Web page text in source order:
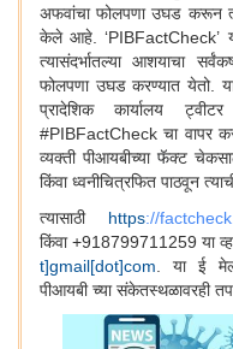
अफवांचा फोलपणा उघड करून
केले आहे. ‘PIBFactCheck’
त्यासंदर्भातल्या आशयाचा
फोलपणा उघड करण्यात येतो.
प्रादेशिक कार्यालय ट्वीटर
#PIBFactCheck चा वापर
व्यक्ती पीआयबीच्या फॅक्ट
किंवा ध्वनीचित्रफित पाठवून
त्यासाठी https://
किंवा +918799711259 या
t]gmail[dot]com . या ई
पीआयबी च्या संकेतस्थळावरही